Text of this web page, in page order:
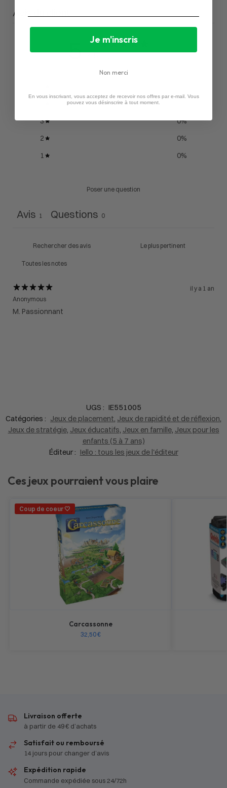
Avis du client
5 / 5
3
0%
2
0%
1
0%
Poser une question
Avis 1 Questions 0
il y a 1 an
Anonymous
M. Passionnant
UGS : IE551005
Catégories : Jeux de placement Jeux de rapidité et de réflexion
Jeux de stratégie, Jeux éducatifs Jeux en famille, Jeux pour les
enfants (5 à 7 ans)
Éditeur : Iello : tous les jeux de l'éditeur
Ces jeux pourraient vous plaire
Coup de coeur 🤍
Carcassonne
32,50€
Livraison offerte
à partir de 49 € d’achats
Satisfait ou remboursé
14 jours pour changer d’avis
Expédition rapide
Commande expédiée sous 24/72h
Je m'inscris
Non merci
En vous inscrivant, vous acceptez de recevoir nos offres par e-mail. Vous
pouvez vous désinscrire à tout moment.